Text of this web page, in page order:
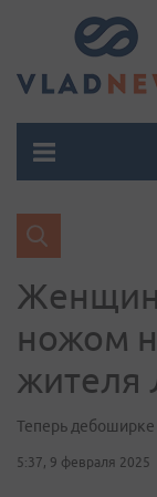
ножом
жителя
Теперь
5:37, 9 февраля 2025